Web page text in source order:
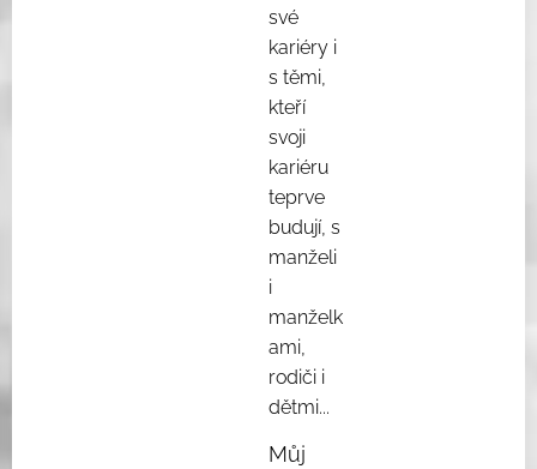
své
kariéry i
s těmi,
kteří
svoji
kariéru
teprve
budují, s
manželi
i
manželk
ami,
rodiči i
dětmi...
Můj